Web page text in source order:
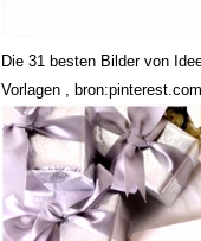
Die 31 besten Bilder von
Vorlagen , bron:pinterest.com